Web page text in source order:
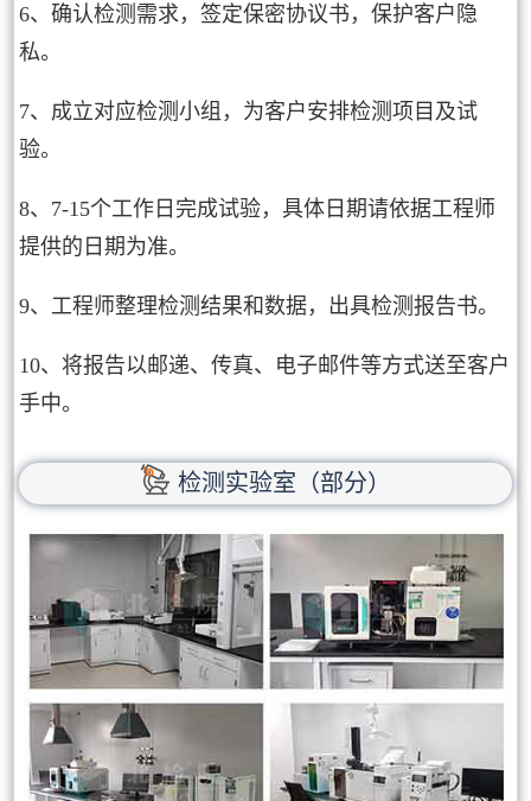
6、确认检测需求，签定保密协议书，保护客户隐
私。
7、成立对应检测小组，为客户安排检测项目及试
验。
8、7-15个工作日完成试验，具体日期请依据工程师
提供的日期为准。
9、工程师整理检测结果和数据，出具检测报告书。
10、将报告以邮递、传真、电子邮件等方式送至客户
手中。
检测实验室（部分）